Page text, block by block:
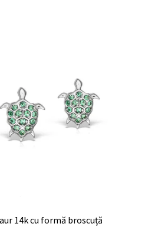
14k cu formă broscuță